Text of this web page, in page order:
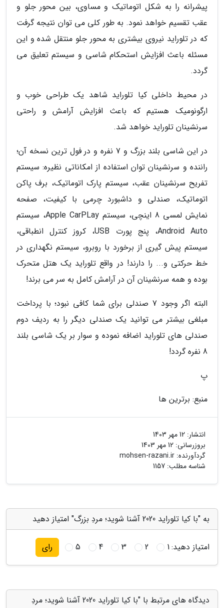
پیشرانه را به شکل اتوماتیک و مساوی، بین محور جلو و
عقب تقسیم خواهد نمود. به طور کلی می توان نتیجه گرفت
که در تلوراید نیروی بیشتری به محور جلو منتقل شده و این
مسئله باعث افزایش استحکام شاسی و سیستم تعلیق می
گردد.
در محیط داخلی کیا تلوراید شاهد یک طراحی خوب و
ارگونومیک هستیم که باعث افزایش آرامش و راحتی
سرنشینان تلوراید خواهد شد.
در این شاسی بلند بزرگ و 7 نفره و در فول ترین نسخه آن؛
راننده و سرنشینان توان استفاده از امکاناتی نظیره: سیستم
تفریح سرنشینان عقب، سیستم پارک اتوماتیک، برف پاکن
اتوماتیک، صندلی و داشبورد چرمی با کیفیت، صفحه
نمایش لمسی 8 اینچی، سیستم Apple CarPLay، سیستم
Android Auto، پنج پورت USB، کروز کنترل انطباقی،
سیستم پیش گیری از برخورد با روبرو، سیستم نگهداری در
خط حرکتی و... را دارند! در واقع تلوراید یک هتل متحرک
بوده و همه سرنشینان آن در آرامش کامل به سر می برند!
البته اگر وجود 7 صندلی برای شما کافی نبود؛ با پرداخت
مبلغی بیشتر می توانید یک صندلی دیگر را به ردیف دوم
صندلی های تلوراید اضافه نموده و سوار بر یک شاسی بلند
8 نفره گردد!
پ
منبع: برترین ها
انتشار: 12 مهر 1403
بروزرسانی: 12 مهر 1403
گردآورنده: mohsen-razani.ir
شناسه مطلب: 1157
به "با کیا تلوراید 2020 آشنا شوید؛ مردِ بزرگ" امتیاز دهید
امتیاز دهید:1
2
3
4
5 رای
دیدگاه های مرتبط با "با کیا تلوراید 2020 آشنا شوید؛ مردِ